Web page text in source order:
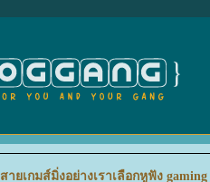
สายเกมส์มิ่งอย่างเราเลือกหูฟัง